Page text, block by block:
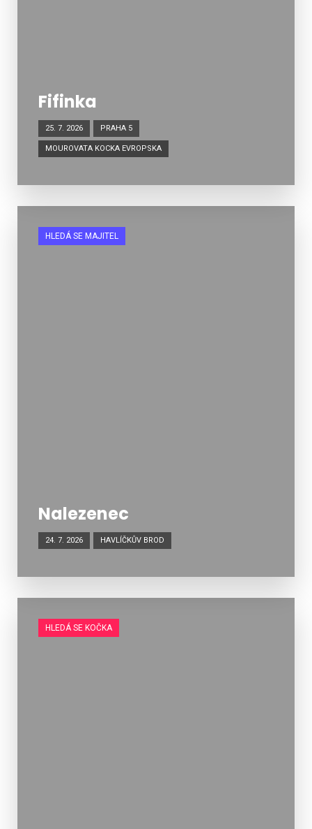
Fifinka
25. 7. 2026 PRAHA 5
MOUROVATA KOCKA EVROPSKA
HLEDÁ SE MAJITEL
Nalezenec
24. 7. 2026 HAVLÍČKŮV BROD
HLEDÁ SE KOČKA